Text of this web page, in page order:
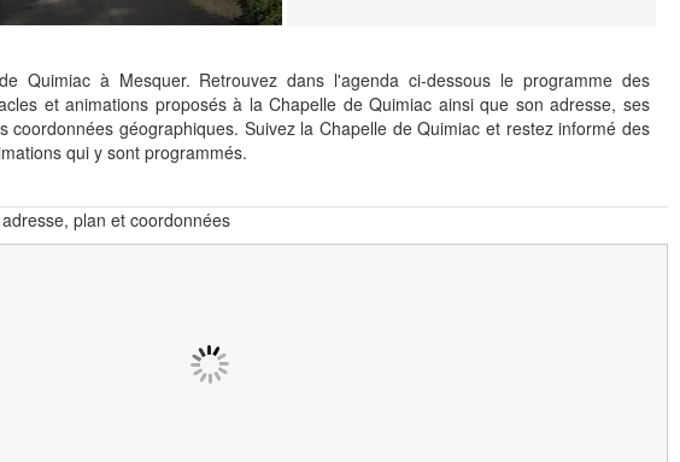
Quimiac à Mesquer. Retrouvez dans l'agenda ci-dessous le programme des
et animations proposés à la Chapelle de Quimiac ainsi que son adresse, ses
coordonnées géographiques. Suivez la Chapelle de Quimiac et restez informé des
qui y sont programmés.
plan et coordonnées